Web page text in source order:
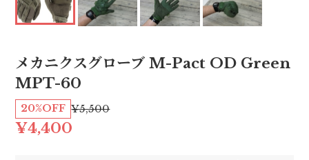
メカニクスグローブ M-Pact OD Green
MPT-60
¥5,500
20%OFF
¥4,400